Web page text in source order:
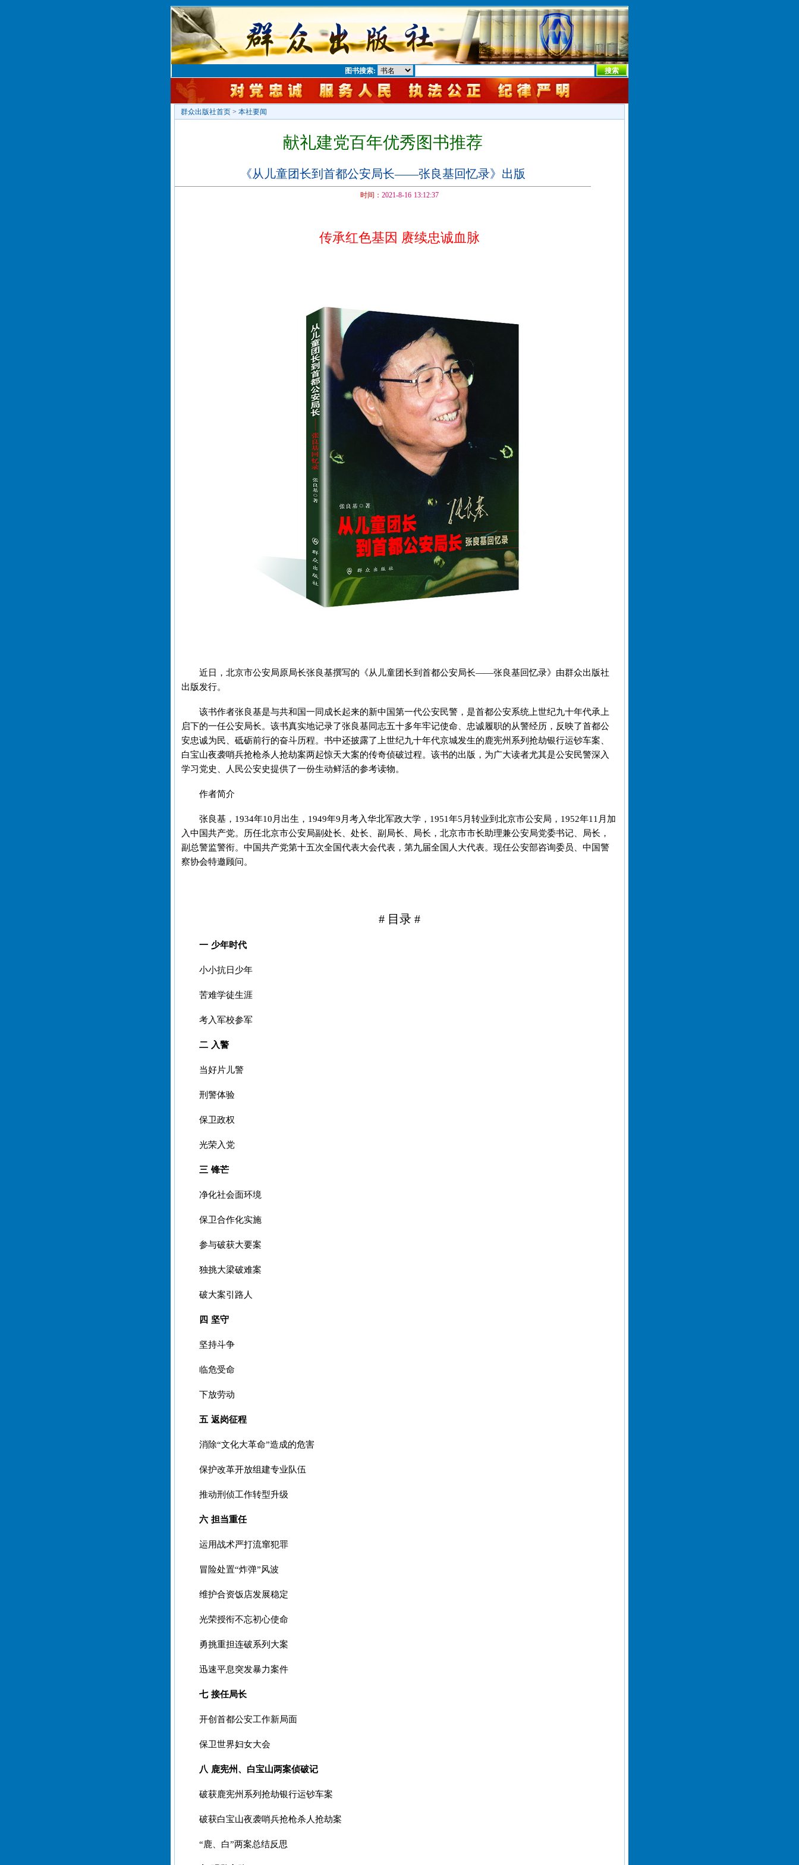
图书搜索:
群众出版社首页 > 本社要闻
献礼建党百年优秀图书推荐
《从儿童团长到首都公安局长——张良基回忆录》出版
时间： 2021-8-16 13:12:37
传承红色基因 赓续忠诚血脉
近日，北京市公安局原局长张良基撰写的《从儿童团长到首都公安局长——张良基回忆录》由群众出版社
出版发行。
该书作者张良基是与共和国一同成长起来的新中国第一代公安民警，是首都公安系统上世纪九十年代承上
启下的一任公安局长。该书真实地记录了张良基同志五十多年牢记使命、忠诚履职的从警经历，反映了首都公
安忠诚为民、砥砺前行的奋斗历程。书中还披露了上世纪九十年代京城发生的鹿宪州系列抢劫银行运钞车案、
白宝山夜袭哨兵抢枪杀人抢劫案两起惊天大案的传奇侦破过程。该书的出版，为广大读者尤其是公安民警深入
学习党史、人民公安史提供了一份生动鲜活的参考读物。
作者简介
张良基，1934年10月出生，1949年9月考入华北军政大学，1951年5月转业到北京市公安局，1952年11月加
入中国共产党。历任北京市公安局副处长、处长、副局长、局长，北京市市长助理兼公安局党委书记、局长，
副总警监警衔。中国共产党第十五次全国代表大会代表，第九届全国人大代表。现任公安部咨询委员、中国警
察协会特邀顾问。
# 目录 #
一 少年时代
小小抗日少年
苦难学徒生涯
考入军校参军
二 入警
当好片儿警
刑警体验
保卫政权
光荣入党
三 锋芒
净化社会面环境
保卫合作化实施
参与破获大要案
独挑大梁破难案
破大案引路人
四 坚守
坚持斗争
临危受命
下放劳动
五 返岗征程
消除“文化大革命”造成的危害
保护改革开放组建专业队伍
推动刑侦工作转型升级
六 担当重任
运用战术严打流窜犯罪
冒险处置“炸弹”风波
维护合资饭店发展稳定
光荣授衔不忘初心使命
勇挑重担连破系列大案
迅速平息突发暴力案件
七 接任局长
开创首都公安工作新局面
保卫世界妇女大会
八 鹿宪州、白宝山两案侦破记
破获鹿宪州系列抢劫银行运钞车案
破获白宝山夜袭哨兵抢枪杀人抢劫案
“鹿、白”两案总结反思